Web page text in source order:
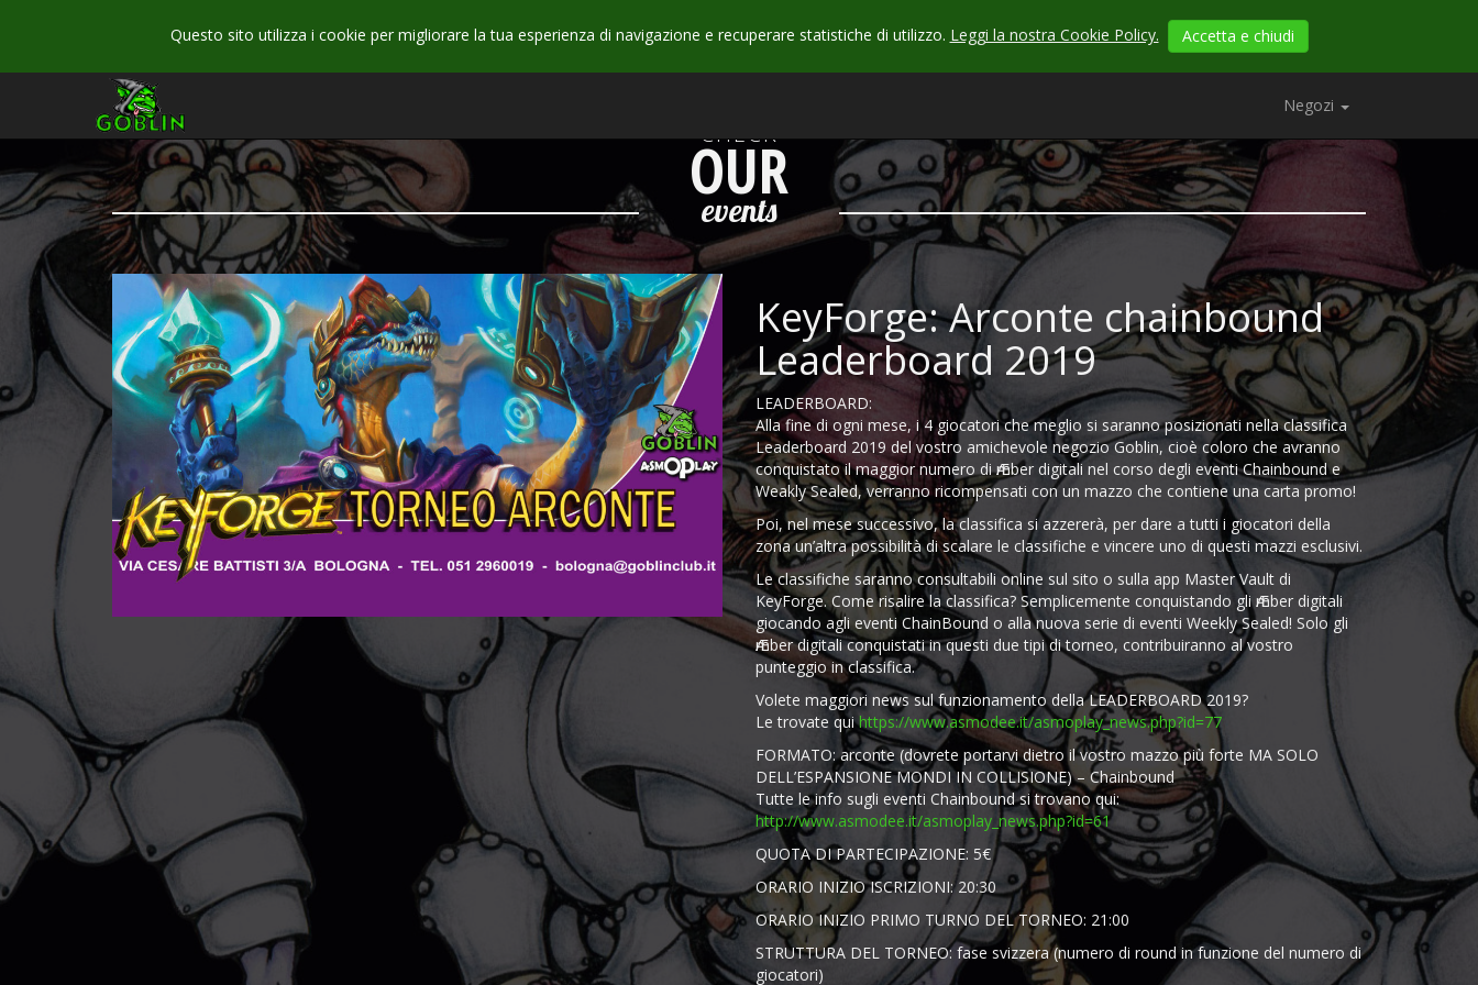
Questo sito utilizza i cookie per migliorare la tua esperienza di navigazione e recuperare statistiche di utilizzo. Leggi la nostra Cookie Policy. Accetta e chiudi
Negozi
CHECK
OUR
events
KeyForge: Arconte chainbound
Leaderboard 2019
LEADERBOARD:
Alla fine di ogni mese, i 4 giocatori che meglio si saranno posizionati nella classifica
Leaderboard 2019 del vostro amichevole negozio Goblin, cioè coloro che avranno
conquistato il maggior numero di Ӕmber digitali nel corso degli eventi Chainbound e
Weakly Sealed, verranno ricompensati con un mazzo che contiene una carta promo!
Poi, nel mese successivo, la classifica si azzererà, per dare a tutti i giocatori della
zona un’altra possibilità di scalare le classifiche e vincere uno di questi mazzi esclusivi.
Le classifiche saranno consultabili online sul sito o sulla app Master Vault di
KeyForge. Come risalire la classifica? Semplicemente conquistando gli Ӕmber digitali
giocando agli eventi ChainBound o alla nuova serie di eventi Weekly Sealed! Solo gli
Ӕmber digitali conquistati in questi due tipi di torneo, contribuiranno al vostro
punteggio in classifica.
Volete maggiori news sul funzionamento della LEADERBOARD 2019?
Le trovate quihttps://www.asmodee.it/asmoplay_news.php?id=77
FORMATO: arconte (dovrete portarvi dietro il vostro mazzo più forte MA SOLO
DELL’ESPANSIONE MONDI IN COLLISIONE) – Chainbound
Tutte le info sugli eventi Chainbound si trovano qui:
http://www.asmodee.it/asmoplay_news.php?id=61
QUOTA DI PARTECIPAZIONE: 5€
ORARIO INIZIO ISCRIZIONI: 20:30
ORARIO INIZIO PRIMO TURNO DEL TORNEO: 21:00
STRUTTURA DEL TORNEO: fase svizzera (numero di round in funzione del numero di
giocatori)